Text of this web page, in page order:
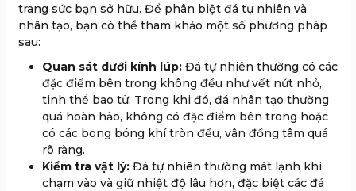
trang sức bạn sở hữu. Để phân biệt đá tự nhiên và
nhân tạo, bạn có thể tham khảo một số phương pháp
sau:
Quan sát dưới kính lúp: Đá tự nhiên thường có các
đặc điểm bên trong không đều như vết nứt nhỏ,
tinh thể bao tử. Trong khi đó, đá nhân tạo thường
quá hoàn hảo, không có đặc điểm bên trong hoặc
có các bong bóng khí tròn đều, vân đồng tâm quá
rõ ràng.
Kiểm tra vật lý: Đá tự nhiên thường mát lạnh khi
chạm vào và giữ nhiệt độ lâu hơn, đặc biệt các đá